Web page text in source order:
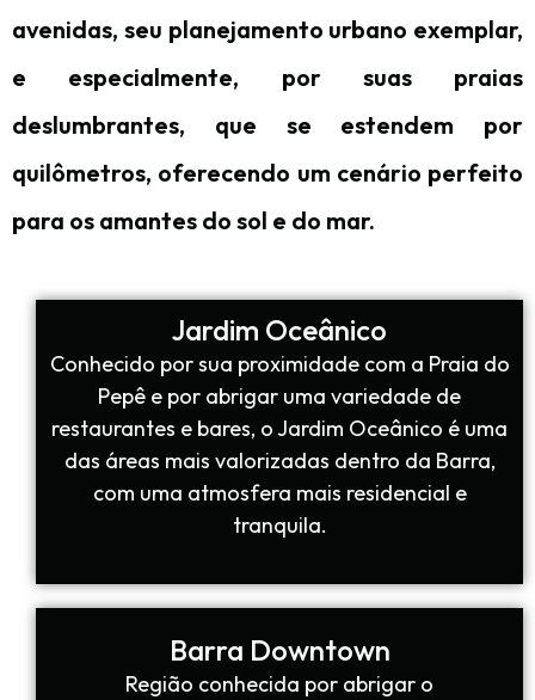
avenidas, seu planejamento urbano exemplar,
e especialmente, por suas praias
deslumbrantes, que se estendem por
quilômetros, oferecendo um cenário perfeito
para os amantes do sol e do mar.
Jardim Oceânico
Conhecido por sua proximidade com a Praia do
Pepê e por abrigar uma variedade de
restaurantes e bares, o Jardim Oceânico é uma
das áreas mais valorizadas dentro da Barra,
com uma atmosfera mais residencial e
tranquila.
Barra Downtown
Região conhecida por abrigar o